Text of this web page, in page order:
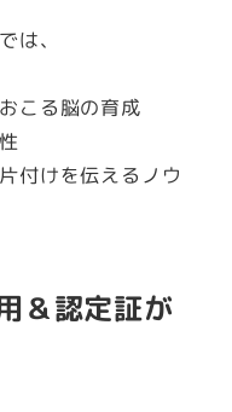
は、
こる脳の育成
付けを伝えるノウ
＆認定証が